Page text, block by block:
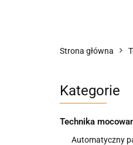
Strona główna
Kategorie
Technika
Automatyczny